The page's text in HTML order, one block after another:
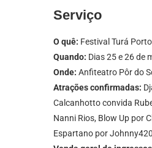
Serviço
O quê: Festival Turá
Quando: Dias 25 e 26 de
Onde: Anfiteatro Pôr do
Atrações confirmadas:
Calcanhotto convida
Nanni Rios, Blow Up por
Espartano por